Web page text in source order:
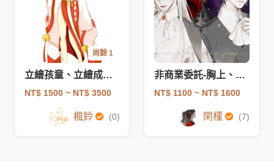
尚餘 1
立繪孩童、立繪成人(單人)
NT$ 1500 ~ NT$ 3500
楓鈴 (0)
非商業委託-胸上、大頭貼
NT$ 1100 ~ NT$ 1600
閑槿 (7)